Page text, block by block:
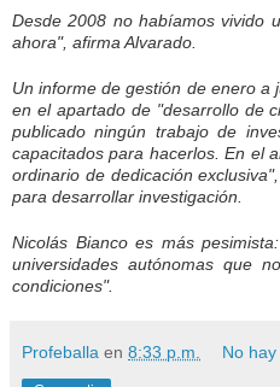
Desde 2008 no habíamos vivido
ahora", afirma Alvarado.
Un informe de gestión de enero a
en el apartado de "desarrollo de
publicado ningún trabajo de
capacitados para hacerlos. En el
ordinario de dedicación
para desarrollar investigación.
Nicolás Bianco es más
universidades autónomas que
condiciones".
Profeballa en 8:33 p.m. No